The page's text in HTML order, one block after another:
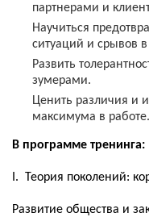
партнерами и
Научиться
ситуаций и срывов в
Развить
зумерами.
Ценить различия и
максимума в работе.
В программе тренинга:
I. Теория поколений:
Развитие общества и